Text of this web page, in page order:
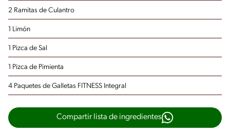
2 Ramitas de Culantro
1 Limón
1 Pizca de Sal
1 Pizca de Pimienta
4 Paquetes de Galletas FITNESS Integral
Compartir lista de ingredientes